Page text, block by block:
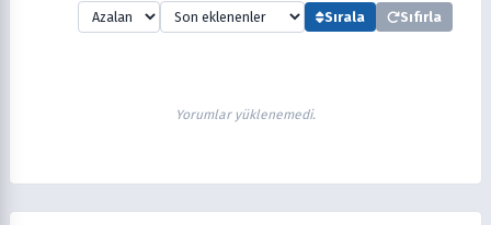
Sırala Sıfırla
Yorumlar yüklenemedi.